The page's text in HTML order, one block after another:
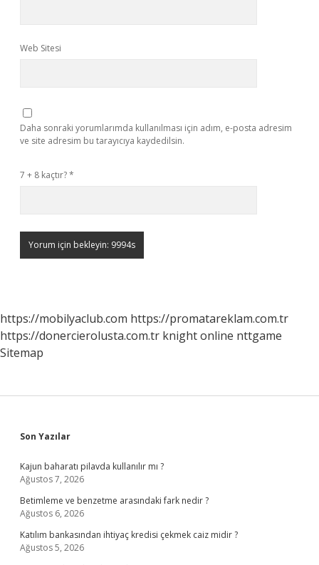
Web Sitesi
Daha sonraki yorumlarımda kullanılması için adım, e-posta adresim
ve site adresim bu tarayıcıya kaydedilsin.
7 + 8 kaçtır?*
https://mobilyaclub.com https://promatareklam.com.tr
https://donercierolusta.com.tr knight online nttgame
Sitemap
Sidebar
Son Yazılar
Kajun baharatı pilavda kullanılır mı ?
Ağustos 7, 2026
Betimleme ve benzetme arasındaki fark nedir ?
Ağustos 6, 2026
Katılım bankasından ihtiyaç kredisi çekmek caiz midir ?
Ağustos 5, 2026